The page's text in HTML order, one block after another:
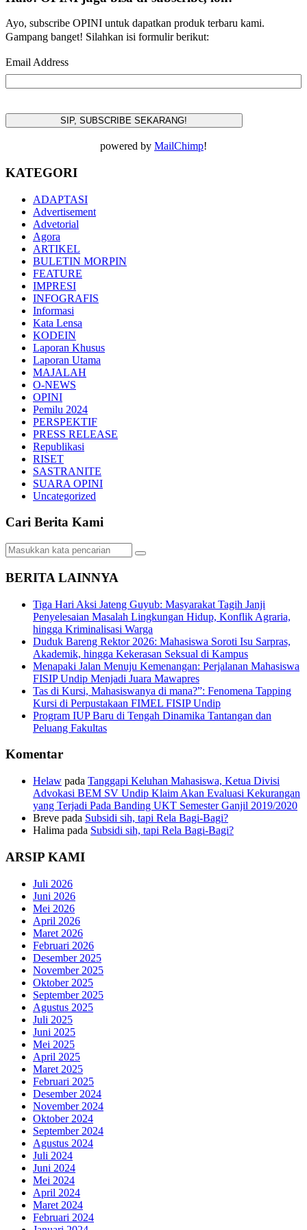
Ayo, subscribe OPINI untuk dapatkan produk terbaru kami.
Gampang banget! Silahkan isi formulir berikut:
Email Address
powered by MailChimp!
KATEGORI
ADAPTASI
Advertisement
Advetorial
Agora
ARTIKEL
BULETIN MORPIN
FEATURE
IMPRESI
INFOGRAFIS
Informasi
Kata Lensa
KODEIN
Laporan Khusus
Laporan Utama
MAJALAH
O-NEWS
OPINI
Pemilu 2024
PERSPEKTIF
PRESS RELEASE
Republikasi
RISET
SASTRANITE
SUARA OPINI
Uncategorized
Cari Berita Kami
BERITA LAINNYA
Tiga Hari Aksi Jateng Guyub: Masyarakat Tagih Janji
Penyelesaian Masalah Lingkungan Hidup, Konflik Agraria,
hingga Kriminalisasi Warga
Duduk Bareng Rektor 2026: Mahasiswa Soroti Isu Sarpras,
Akademik, hingga Kekerasan Seksual di Kampus
Menapaki Jalan Menuju Kemenangan: Perjalanan Mahasiswa
FISIP Undip Menjadi Juara Mawapres
Tas di Kursi, Mahasiswanya di mana?”: Fenomena Tapping
Kursi di Perpustakaan FIMEL FISIP Undip
Program IUP Baru di Tengah Dinamika Tantangan dan
Peluang Fakultas
Komentar
Helaw pada Tanggapi Keluhan Mahasiswa, Ketua Divisi
Advokasi BEM SV Undip Klaim Akan Evaluasi Kekurangan
yang Terjadi Pada Banding UKT Semester Ganjil 2019/2020
Breve pada Subsidi sih, tapi Rela Bagi-Bagi?
Halima pada Subsidi sih, tapi Rela Bagi-Bagi?
ARSIP KAMI
Juli 2026
Juni 2026
Mei 2026
April 2026
Maret 2026
Februari 2026
Desember 2025
November 2025
Oktober 2025
September 2025
Agustus 2025
Juli 2025
Juni 2025
Mei 2025
April 2025
Maret 2025
Februari 2025
Desember 2024
November 2024
Oktober 2024
September 2024
Agustus 2024
Juli 2024
Juni 2024
Mei 2024
April 2024
Maret 2024
Februari 2024